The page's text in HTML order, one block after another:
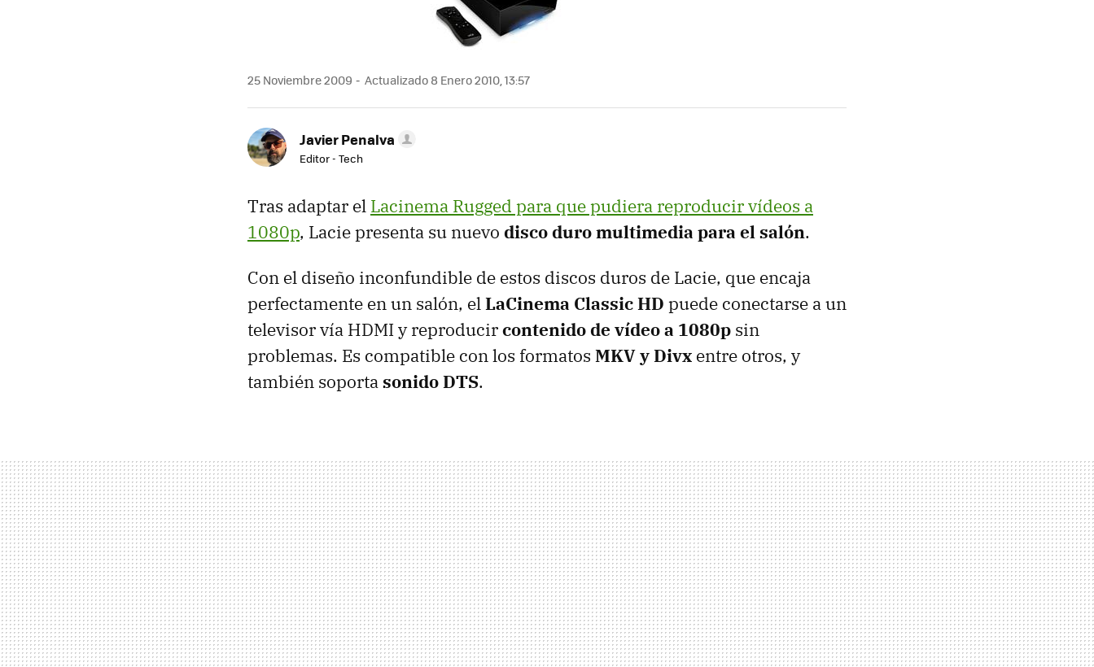
25 Noviembre 2009 Actualizado 8 Enero 2010, 13:57
Javier Penalva
Editor - Tech
Tras adaptar el Lacinema Rugged para que pudiera reproducir vídeos a
1080p, Lacie presenta su nuevo disco duro multimedia para el salón.
Con el diseño inconfundible de estos discos duros de Lacie, que encaja
perfectamente en un salón, elLaCinema Classic HD puede conectarse a un
televisor vía HDMI y reproducircontenido de vídeo a 1080p sin
problemas. Es compatible con los formatos MKV y Divx entre otros, y
también soportasonido DTS.